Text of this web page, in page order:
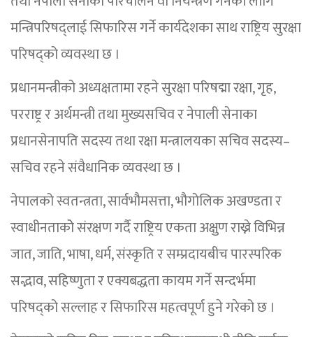
मन्त्रिपरिषद्लाई सिफारिस गर्ने कार्यदेशका साथ राष्ट्रिय सुरक्षा
परिषद्को व्यवस्था छ ।
प्रधानमन्त्रीको अध्यक्षतामा रहने सुरक्षा परिषद्मा रक्षा, गृह,
परराष्ट्र र अर्थमन्त्री तथा मुख्यसचिव र नेपाली सेनाका
प्रधानसेनापति सदस्य तथा रक्षा मन्त्रालयका सचिव सदस्य–
सचिव रहने संवैधानिक व्यवस्था छ ।
नेपालको स्वतन्त्रता, सार्वभौमसत्ता, भौगोलिक अखण्डता र
स्वाधीनताकोे संरक्षण गर्दै राष्ट्रिय एकता अक्षुण राख्ने विभिन्न
जात, जाति, भाषा, धर्म, संस्कृति र सम्प्रदायबीच पारस्परिक
सद्भाव, सहिष्णुता र एक्यबद्धता कायम गर्ने सन्दर्भमा
परिषद्को सल्लाह र सिफारिस महत्वपूर्ण हुने गरेको छ ।